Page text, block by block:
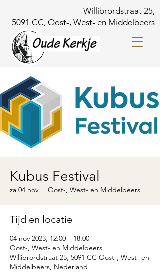
Willibrordstraat 25,
5091 CC, Oost-, West- en Middelbeers
Kubus Festival
za 04 nov
  |
Oost-, West- en Middelbeers
Tijd en locatie
04 nov 2023, 12:00 – 18:00
Oost-, West- en Middelbeers,
Willibrordstraat 25, 5091 CC Oost-, West- en
Middelbeers, Nederland